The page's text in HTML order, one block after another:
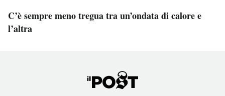
C’è sempre meno tregua tra un’ondata di calore e
l’altra